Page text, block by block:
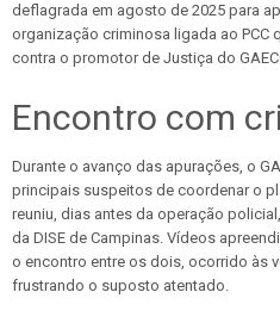
deflagrada em agosto de 2025 para
organização criminosa ligada ao PCC
contra o promotor de Justiça do
Encontro com
Durante o avanço das apurações, o
principais suspeitos de coordenar o
reuniu, dias antes da operação
da DISE de Campinas. Vídeos
o encontro entre os dois, ocorrido às
frustrando o suposto atentado.